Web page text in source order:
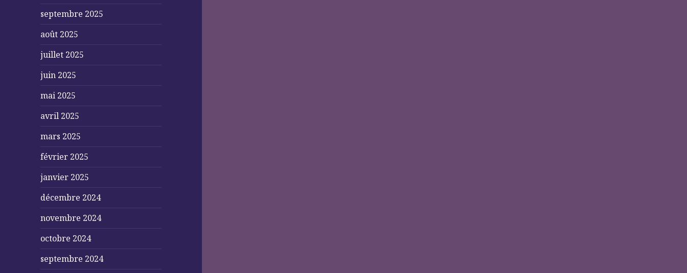
septembre 2025
août 2025
juillet 2025
juin 2025
mai 2025
avril 2025
mars 2025
février 2025
janvier 2025
décembre 2024
novembre 2024
octobre 2024
septembre 2024